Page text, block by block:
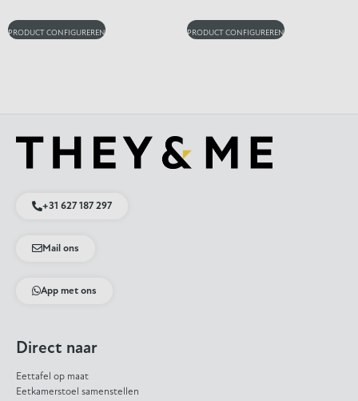
PRODUCT CONFIGUREREN PRODUCT CONFIGUREREN
+31 627 187 297
Mail ons
App met ons
Direct naar
Eettafel op maat
Eetkamerstoel samenstellen